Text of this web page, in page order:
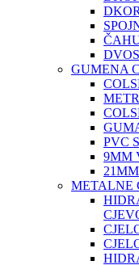
GUMENA
PVC
9MM
METALNE